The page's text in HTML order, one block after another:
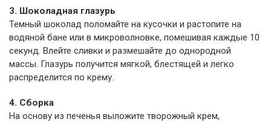
3. Шоколадная глазурь
Темный шоколад поломайте на кусочки и растопите на
водяной бане или в микроволновке, помешивая каждые 10
секунд. Влейте сливки и размешайте до однородной
массы. Глазурь получится мягкой, блестящей и легко
распределится по крему.
4. Сборка
На основу из печенья выложите творожный крем,